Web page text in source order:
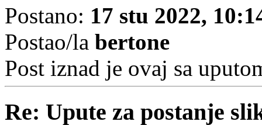
Postano: 17 stu 2022,
Postao/la bertone
Post iznad je ovaj sa
Re: Upute za postanje